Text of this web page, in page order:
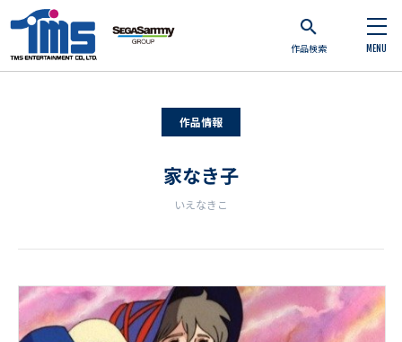
作品検索 MENU
作品情報
家なき子
いえなきこ